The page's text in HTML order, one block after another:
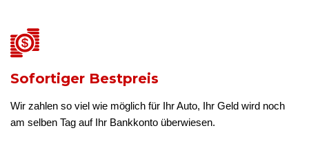
Sofortiger Bestpreis
Wir zahlen so viel wie möglich für Ihr Auto, Ihr Geld wird noch
am selben Tag auf Ihr Bankkonto überwiesen.